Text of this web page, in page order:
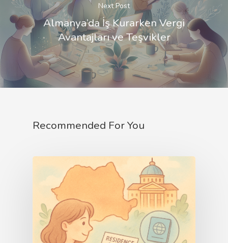
Next Post
Almanya’da İş Kurarken Vergi
Avantajları ve Teşvikler
Recommended For You